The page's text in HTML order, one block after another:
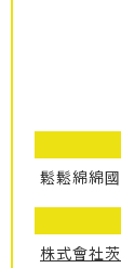
鬆鬆綿綿
株式會社